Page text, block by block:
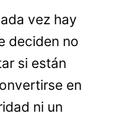
vez hay
deciden no
si están
en
ni un